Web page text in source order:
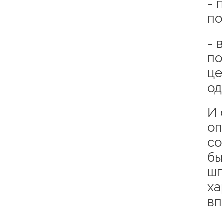
-
-
И